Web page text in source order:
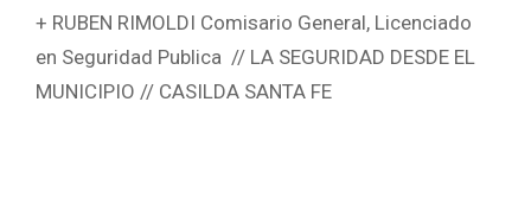
+ RUBEN RIMOLDI Comisario General, Licenciado
en Seguridad Publica // LA SEGURIDAD DESDE EL
MUNICIPIO // CASILDA SANTA FE